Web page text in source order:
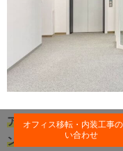
アルミフレームのガラ
ングルームの事例です。
オフィス移転・内装工事
い合わせ